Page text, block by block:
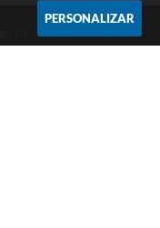
PERSONALIZAR